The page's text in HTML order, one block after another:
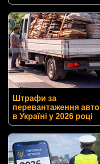
Штрафи за
перевантаження авто
в Україні у 2026 році